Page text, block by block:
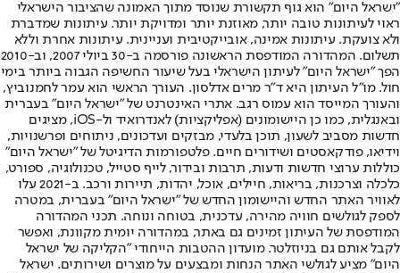
"ישראל היום" הוא גוף תקשורת שנוסד מתוך האמונה שהציבור הישראלי
ראוי לעיתונות טובה יותר, מאוזנת יותר ומדויקת יותר. עיתונות שמדברת
ולא צועקת. עיתונות אמינה, אובייקטיבית ועניינית. עיתונות אחרת וללא
תשלום. המהדורה המודפסת הראשונה פורסמה ב-30 ביולי 2007, וב-2010
הפך "ישראל היום" לעיתון הישראלי בעל שיעור החשיפה הגבוה ביותר בימי
חול. מו"ל העיתון היא ד"ר מרים אדלסון. העורך הראשי הוא עמר לחמנוביץ,
והעורך המייסד הוא עמוס רגב. אתרי האינטרנט של "ישראל היום" בעברית
ובאנגלית, כמו כן היישומונים (אפליקציות) לאנדרואיד ול-iOS, מציגים
חדשות מסביב לשעון, תוכן בלעדי, מבזקים ועדכונים, ניתוחים ופרשנויות,
וידיאו, פודקאסטים ושידורים חיים. פלטפורמות הדיגיטל של "ישראל היום"
כוללות ערוצי חדשות ודעות, תרבות ובידור, לייף סטייל, טכנולוגיה, ספורט,
כלכלה וצרכנות, בריאות, חיילים, אוכל, יהדות, תיירות ורכב. ב-2021 עלו
לאוויר האתר החדש והיישומון החדש של "ישראל היום" בעברית, במטרה
לספק לגולשים חוויה מהירה, עדכנית, בטוחה ונוחה. תכני המהדורה
המודפסת של העיתון זמינים גם באתר, במהדורה יומית מקוונת, ואפשר
לקבל אותם גם בניוזלטר. מועדון ההטבות הייחודי "הקליקה של ישראל
היום" מציע לגולשי האתר הנחות ומבצעים על מוצרים ושירותים. ישראל